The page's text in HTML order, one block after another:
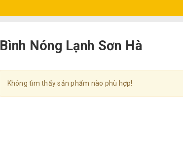
Bình Nóng Lạnh Sơn Hà
Không tìm thấy sản phẩm nào phù hợp!